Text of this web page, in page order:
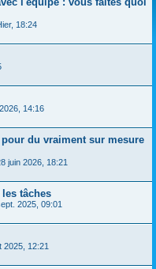
18:24
14:16
du vraiment sur mesure
juin 2026, 18:21
tâches
2025, 09:01
2025, 12:21